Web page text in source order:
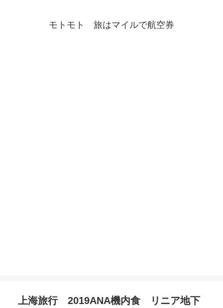
モトモト 旅はマイルで航空券
上海旅行 2019ANA機内食 リニア地下